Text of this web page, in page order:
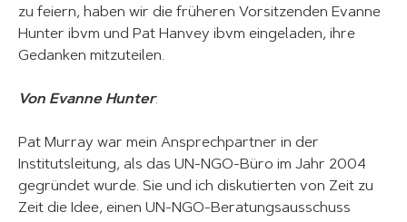
zu feiern, haben wir die früheren Vorsitzenden Evanne
Hunter ibvm und Pat Hanvey ibvm eingeladen, ihre
Gedanken mitzuteilen.
Von Evanne Hunter:
Pat Murray war mein Ansprechpartner in der
Institutsleitung, als das UN-NGO-Büro im Jahr 2004
gegründet wurde. Sie und ich diskutierten von Zeit zu
Zeit die Idee, einen UN-NGO-Beratungsausschuss